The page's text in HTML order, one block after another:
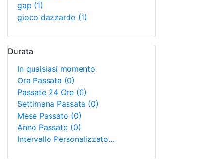
gap (1)
gioco dazzardo (1)
Durata
In qualsiasi momento
Ora Passata (0)
Passate 24 Ore (0)
Settimana Passata (0)
Mese Passato (0)
Anno Passato (0)
Intervallo Personalizzato…